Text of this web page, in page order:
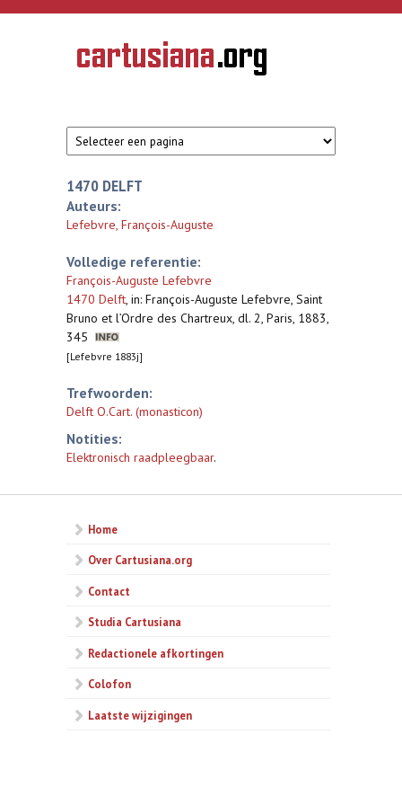
Overslaan en naar de inhoud gaan
CARTUSIANA
Geschiedenis
van de
1470 DELFT
Auteurs:
Lefebvre, François-Auguste
Volledige referentie:
François-Auguste Lefebvre
1470 Delft, in: François-Auguste Lefebvre, Saint
Bruno et l’Ordre des Chartreux, dl. 2, Paris, 1883,
345
[Lefebvre 1883j]
Trefwoorden:
Delft O.Cart. (monasticon)
Notities:
Elektronisch raadpleegbaar.
Home
Over Cartusiana.org
Contact
Studia Cartusiana
Redactionele afkortingen
Colofon
Laatste wijzigingen